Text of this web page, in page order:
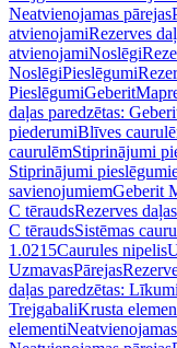
Neatvienojamas pārejas
atvienojamiRezerves
atvienojamiNoslēgi
NoslēgiPieslēgumi
Pieslēgumi
daļas paredzētas:
piederumiBlīves
caurulēmStiprinājumi
Stiprinājumi
savienojumiemGeberit
C tēraudsRezerves
C tēraudsSistēmas
1.0215Caurules nipelis
UzmavasPārejas
daļas paredzētas: Līkumi
TrejgabaliKrusta
elementi